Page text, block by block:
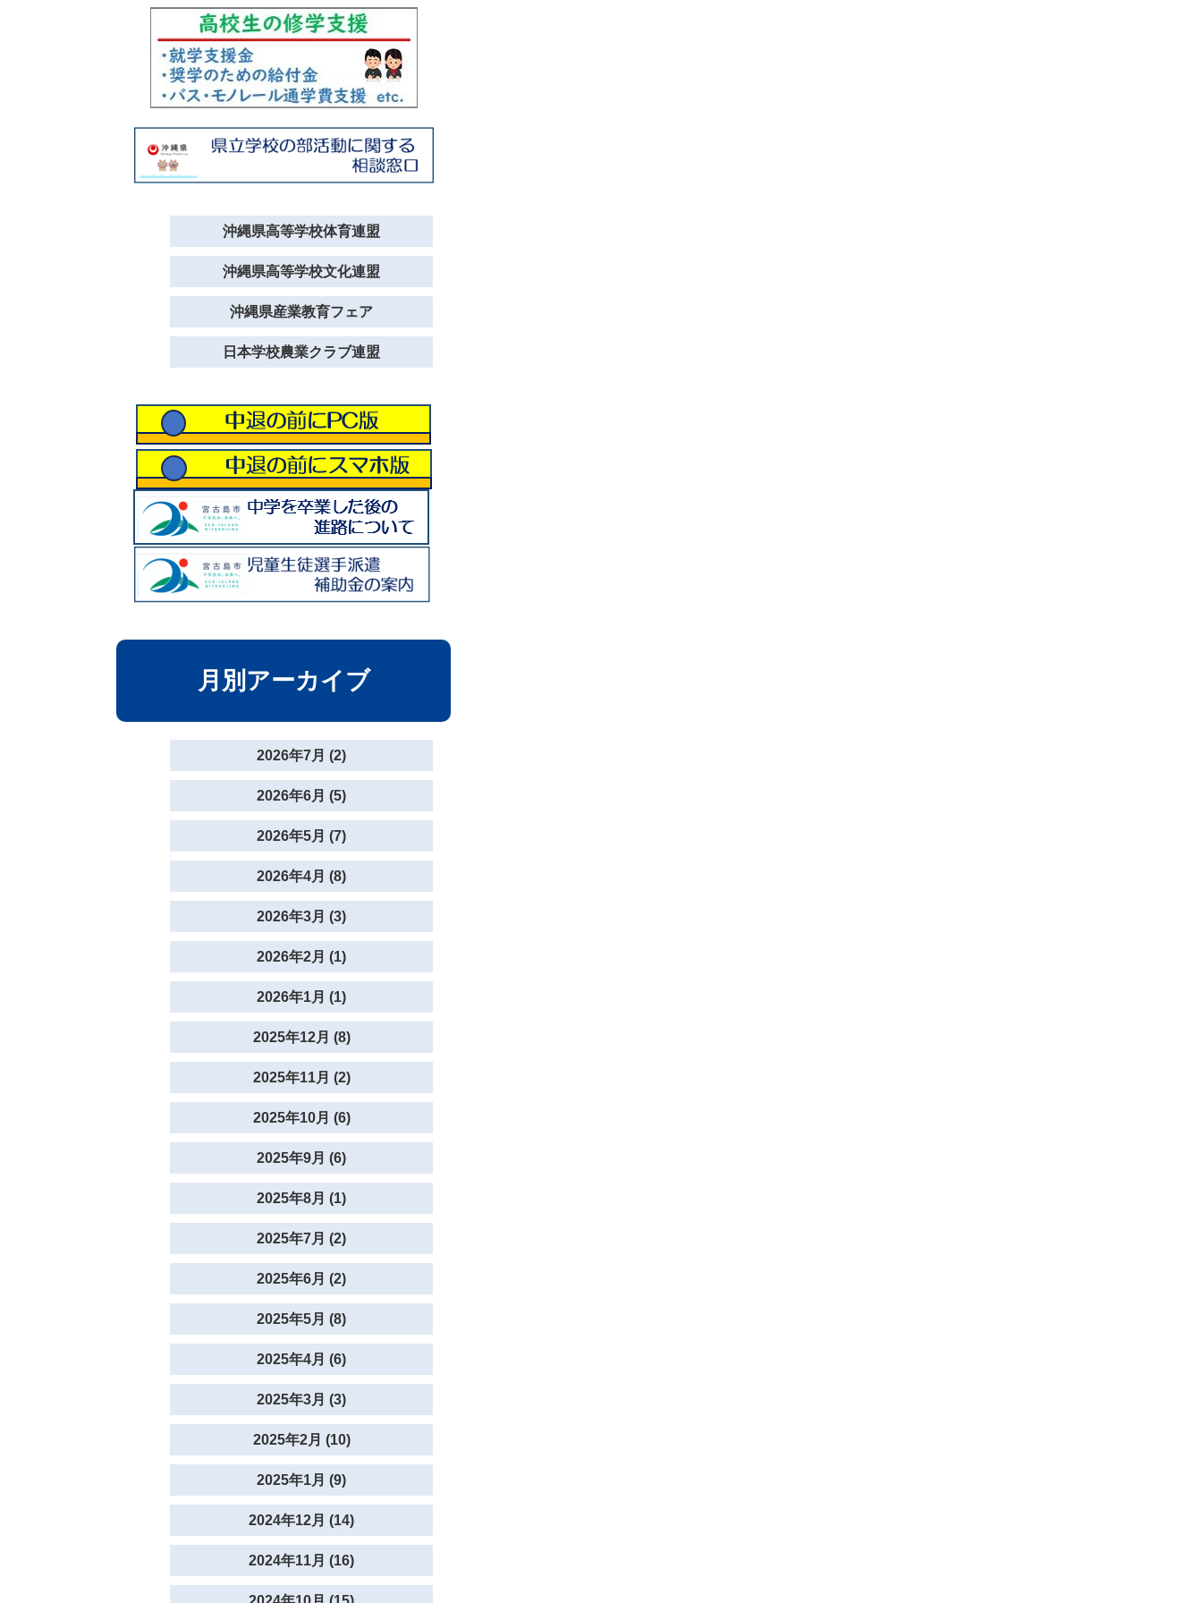
沖縄県高等学校体育連盟
沖縄県高等学校文化連盟
沖縄県産業教育フェア
日本学校農業クラブ連盟
月別アーカイブ
2026年7月 (2)
2026年6月 (5)
2026年5月 (7)
2026年4月 (8)
2026年3月 (3)
2026年2月 (1)
2026年1月 (1)
2025年12月 (8)
2025年11月 (2)
2025年10月 (6)
2025年9月 (6)
2025年8月 (1)
2025年7月 (2)
2025年6月 (2)
2025年5月 (8)
2025年4月 (6)
2025年3月 (3)
2025年2月 (10)
2025年1月 (9)
2024年12月 (14)
2024年11月 (16)